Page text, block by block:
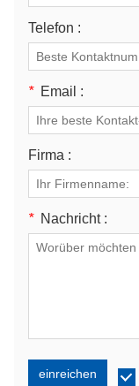
Telefon :
* Email :
Firma :
* Nachricht :
einreichen